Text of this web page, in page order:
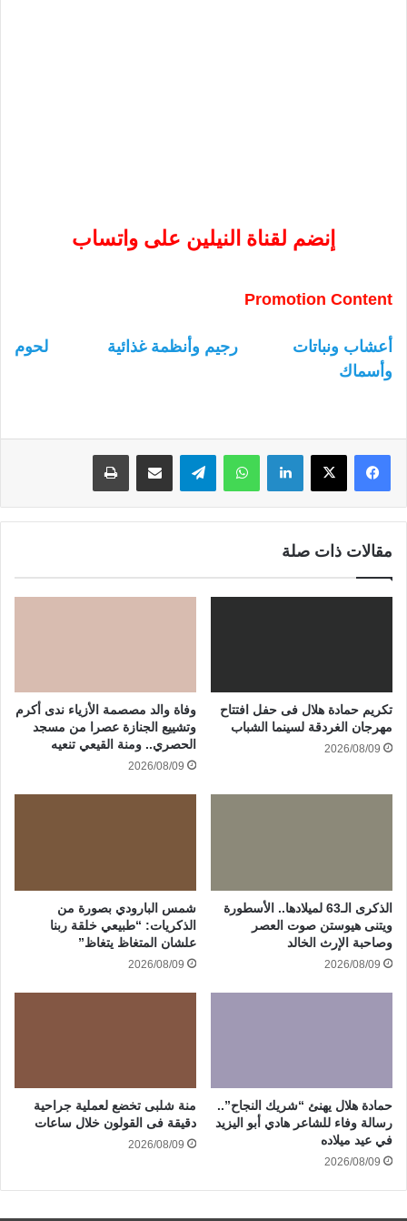
إنضم لقناة النيلين على واتساب
Promotion Content
أعشاب ونباتات رجيم وأنظمة غذائية
لحوم
وأسماك
لينكدإن واتساب
مقالات ذات صلة
تكريم حمادة هلال فى حفل افتتاح
مهرجان الغردقة لسينما الشباب
2026/08/09
وفاة والد مصصمة الأزياء ندى أكرم
وتشييع الجنازة عصرا من مسجد
الحصري.. ومنة القيعي تنعيه
2026/08/09
الذكرى الـ63 لميلادها.. الأسطورة
ويتنى هيوستن صوت العصر
وصاحبة الإرث الخالد
2026/08/09
شمس البارودي بصورة من
الذكريات: “طبيعي خلقة ربنا
علشان المتغاظ يتغاظ”
2026/08/09
حمادة هلال يهنئ “شريك النجاح”..
رسالة وفاء للشاعر هادي أبو اليزيد
في عيد ميلاده
2026/08/09
منة شلبى تخضع لعملية جراحية
دقيقة فى القولون خلال ساعات
2026/08/09